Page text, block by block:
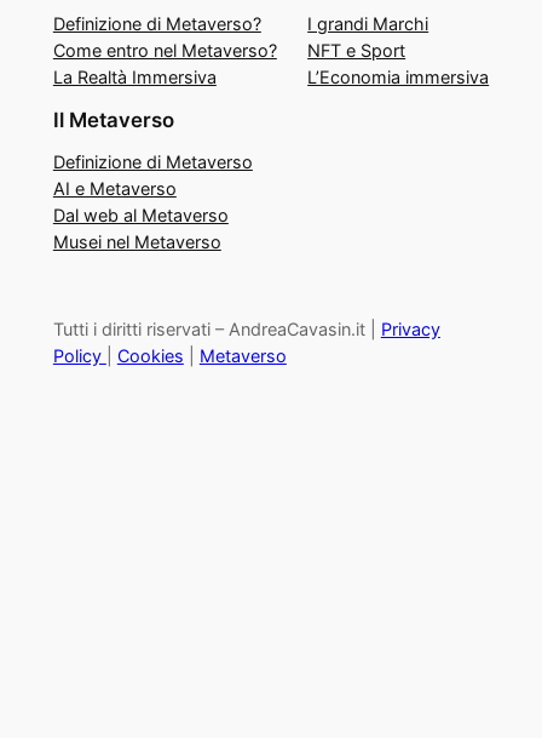
Definizione di Metaverso?
Come entro nel Metaverso?
La Realtà Immersiva
I grandi Marchi
NFT e Sport
L’Economia immersiva
Il Metaverso
Definizione di Metaverso
AI e Metaverso
Dal web al Metaverso
Musei nel Metaverso
Tutti i diritti riservati – AndreaCavasin.it | Privacy
Policy
Cookies Metaverso